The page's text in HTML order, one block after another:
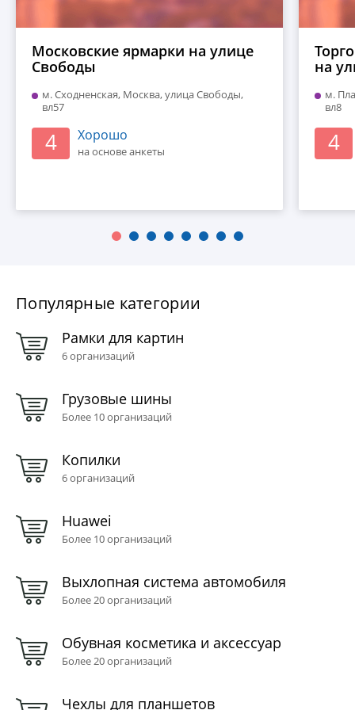
Московские ярмарки на улице
Свободы
м. Сходненская, Москва, улица Свободы,
вл57
4 Хорошо
на основе анкеты
на
м.
вл8
4
Популярные категории
Рамки для картин
6 организаций
Грузовые шины
Более 10 организаций
Копилки
6 организаций
Huawei
Более 10 организаций
Выхлопная система автомобиля
Более 20 организаций
Обувная косметика и аксессуар
Более 20 организаций
Чехлы для планшетов